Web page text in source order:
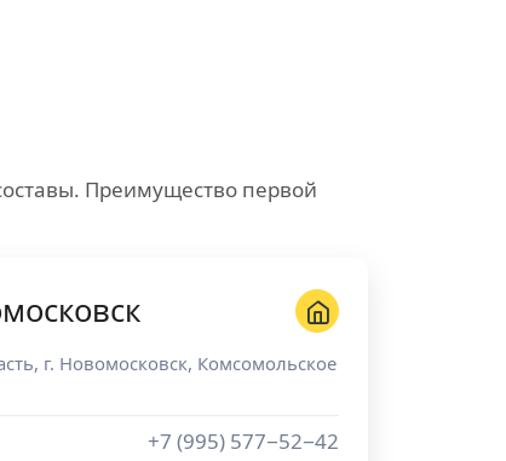
Преимущество первой
, г. Новомосковск, Комсомольское
+7 (995) 577−52−42